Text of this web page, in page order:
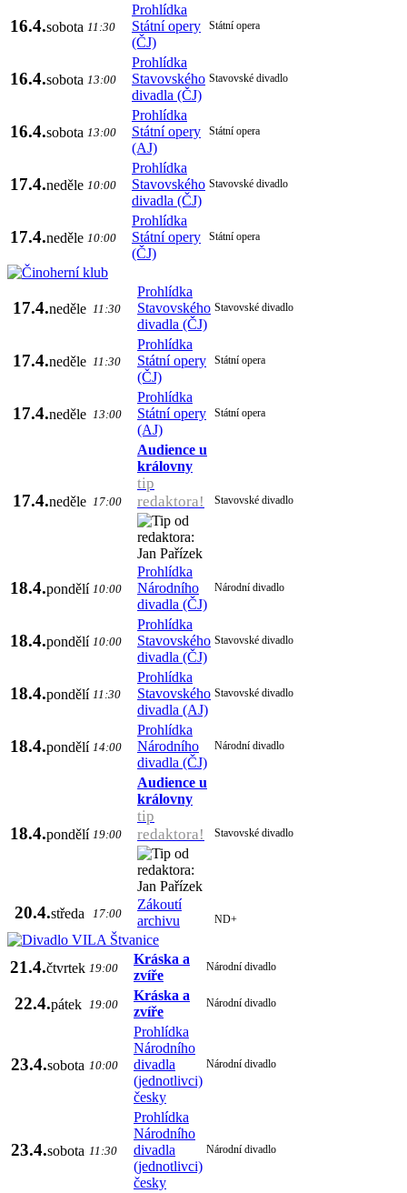
16.4.sobota 11:30
Prohlídka
Státní opery
(ČJ)
Státní opera
16.4.sobota 13:00
Prohlídka
Stavovského
divadla (ČJ)
Stavovské divadlo
16.4.sobota 13:00
Prohlídka
Státní opery
(AJ)
Státní opera
17.4.neděle 10:00
Prohlídka
Stavovského
divadla (ČJ)
Stavovské divadlo
17.4.neděle 10:00
Prohlídka
Státní opery
(ČJ)
Státní opera
17.4.neděle 11:30
Prohlídka
Stavovského
divadla (ČJ)
Stavovské divadlo
17.4.neděle 11:30
Prohlídka
Státní opery
(ČJ)
Státní opera
17.4.neděle 13:00
Prohlídka
Státní opery
(AJ)
Státní opera
17.4.neděle 17:00
Audience u
královny
tip
redaktora!
Stavovské divadlo
18.4.pondělí 10:00
Prohlídka
Národního
divadla (ČJ)
Národní divadlo
18.4.pondělí 10:00
Prohlídka
Stavovského
divadla (ČJ)
Stavovské divadlo
18.4.pondělí 11:30
Prohlídka
Stavovského
divadla (AJ)
Stavovské divadlo
18.4.pondělí 14:00
Prohlídka
Národního
divadla (ČJ)
Národní divadlo
18.4.pondělí 19:00
Audience u
královny
tip
redaktora!
Stavovské divadlo
20.4.středa 17:00
Zákoutí
archivu
ND+
21.4.čtvrtek 19:00
Kráska a
zvíře
Národní divadlo
22.4.pátek 19:00
Kráska a
zvíře
Národní divadlo
23.4.sobota 10:00
Prohlídka
Národního
divadla
(jednotlivci)
česky
Národní divadlo
23.4.sobota 11:30
Prohlídka
Národního
divadla
(jednotlivci)
česky
Národní divadlo